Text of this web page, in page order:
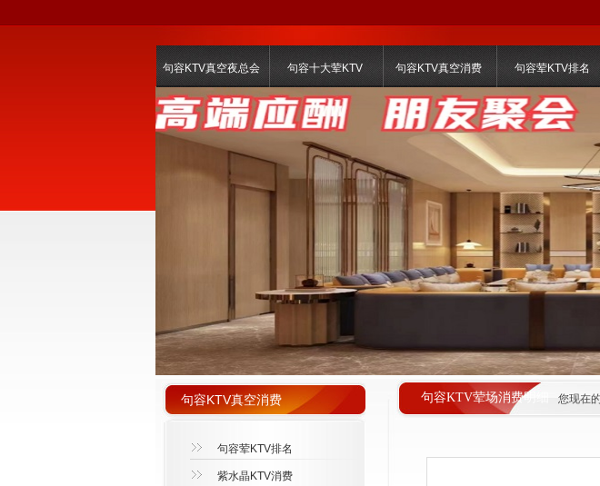
句容KTV真空夜总会 句容十大荤KTV 句容KTV真空消费 句容荤KTV排名
句容KTV荤场消费明细 您现在
句容KTV真空消费
句容荤KTV排名
紫水晶KTV消费